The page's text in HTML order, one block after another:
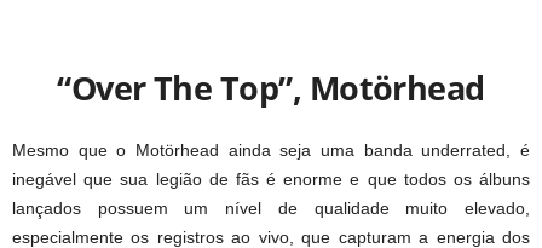
“Over The Top”, Motörhead
Mesmo que o Motörhead ainda seja uma banda underrated, é
inegável que sua legião de fãs é enorme e que todos os álbuns
lançados possuem um nível de qualidade muito elevado,
especialmente os registros ao vivo, que capturam a energia dos